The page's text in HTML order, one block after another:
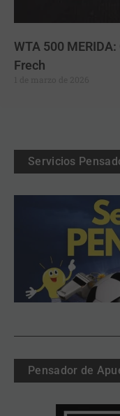
WTA 500
Frech
Servicios
Pensador de